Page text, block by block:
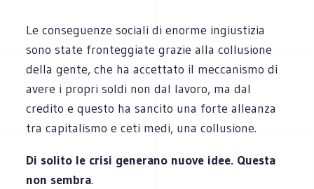
Le conseguenze sociali di enorme ingiustizia
sono state fronteggiate grazie alla collusione
della gente, che ha accettato il meccanismo di
avere i propri soldi non dal lavoro, ma dal
credito e questo ha sancito una forte alleanza
tra capitalismo e ceti medi, una collusione.
Di solito le crisi generano nuove idee. Questa
non sembra.